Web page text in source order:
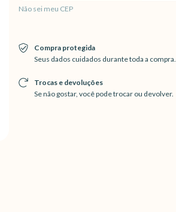
Não sei meu CEP
Compra protegida
Seus dados cuidados durante toda a compra.
Trocas e devoluções
Se não gostar, você pode trocar ou devolver.